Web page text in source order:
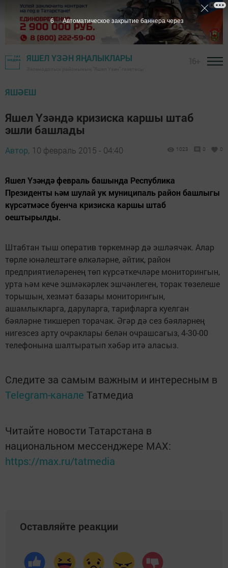
ЯШЕЛ ҮЗӘН ЯҢАЛЫКЛАРЫ
ЯШӘЕШ
Яшел Үзәндә кризиска каршы штаб
эшли башлады
Автор, 10 февраль 2015 - 04:40 1023 0 0
Яшел Үзәндә февраль башында Республика
Президенты һәм шулай ук муниципаль район башлыгы
күрсәтмәсе буенча кризиска каршы штаб
оештырылды.
Штабтан тыш оператив төркемнәр дә эшләячәк. Алар
төрле юнәлештәге өлкәләрне, әйтик, район
предприятиеләренең төп күрсәткечләре мониторингын,
урта һәм кече эшмәкәрлек эшчәнлеген, торак төзелеше
торышын, хезмәт базары мониторингын,
ашамлыкларга, даруларга, тарифларга куелган
бәяләрне тикшереп торачак. Әгәр дә сез бәяләрнең
нигезсез арту очраклары белән очрашсагыз, 4-30-00
телефонына шалтыратып хәбәр итә аласыз.
Следите за самым важным и интересным в
Telegram-канале Татмедиа
Читайте новости Татарстана в
национальном мессенджере MАХ:
https://max.ru/tatmedia
Оставляйте реакции
5 Автоматическое закрытие баннера через